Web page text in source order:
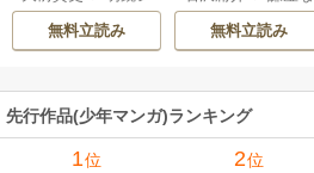
で殺されかけたが
ギフト『無限ガチ
の仲間達を手に入
れて元パーティー
メンバーと世界に
復讐＆『ざま
スイ
/tef
無料立読み
ままに魔術を極め
ます
サークル /
無料立読み
先行作品(少年マンガ)ランキング
1位 2位